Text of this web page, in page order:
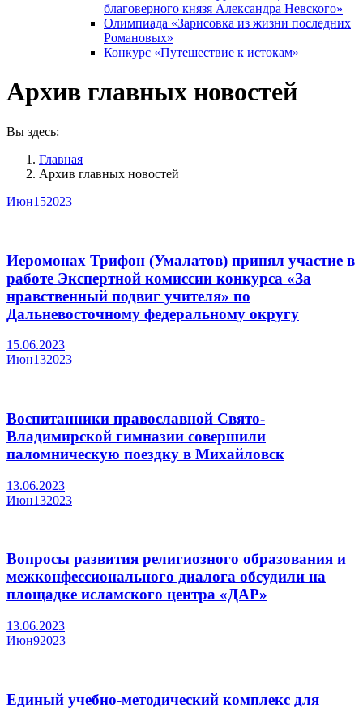
благоверного князя Александра Невского»
Олимпиада «Зарисовка из жизни последних
Романовых»
Конкурс «Путешествие к истокам»
Архив главных новостей
Вы здесь:
Главная
Архив главных новостей
Июн152023
Иеромонах Трифон (Умалатов) принял участие в
работе Экспертной комиссии конкурса «За
нравственный подвиг учителя» по
Дальневосточному федеральному округу
15.06.2023
Июн132023
Воспитанники православной Свято-
Владимирской гимназии совершили
паломническую поездку в Михайловск
13.06.2023
Июн132023
Вопросы развития религиозного образования и
межконфессионального диалога обсудили на
площадке исламского центра «ДАР»
13.06.2023
Июн92023
Единый учебно-методический комплекс для